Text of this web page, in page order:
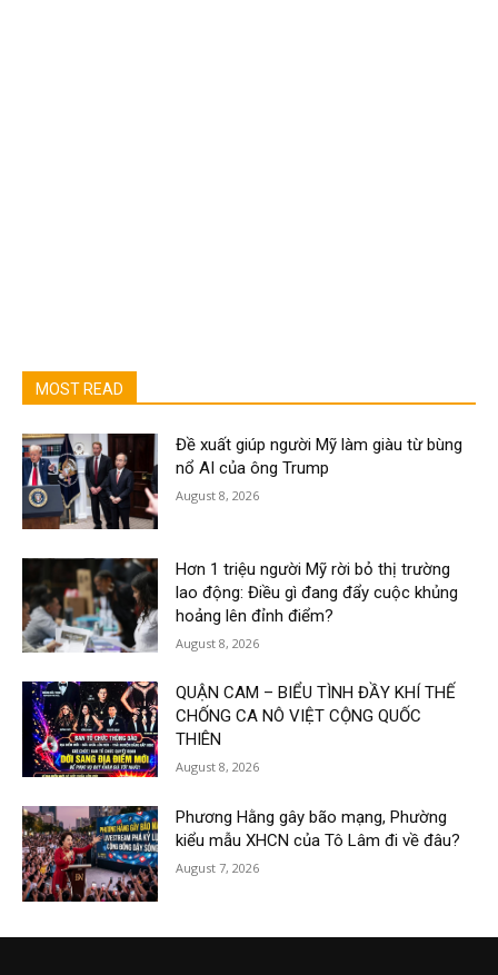
MOST READ
Đề xuất giúp người Mỹ làm giàu từ bùng
nổ AI của ông Trump
August 8, 2026
Hơn 1 triệu người Mỹ rời bỏ thị trường
lao động: Điều gì đang đẩy cuộc khủng
hoảng lên đỉnh điểm?
August 8, 2026
QUẬN CAM – BIỂU TÌNH ĐẦY KHÍ THẾ
CHỐNG CA NÔ VIỆT CỘNG QUỐC
THIÊN
August 8, 2026
Phương Hằng gây bão mạng, Phường
kiểu mẫu XHCN của Tô Lâm đi về đâu?
August 7, 2026